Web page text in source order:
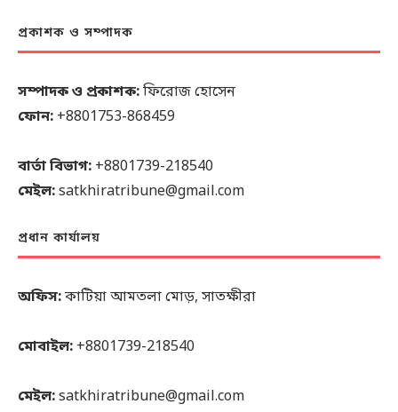
প্রকাশক ও সম্পাদক
সম্পাদক ও প্রকাশক:ফিরোজ হোসেন
ফোন: +8801753-868459
বার্তা বিভাগ: +8801739-218540
মেইল:satkhiratribune@gmail.com
প্রধান কার্যালয়
অফিস:কাটিয়া আমতলা মোড়, সাতক্ষীরা
মোবাইল: +8801739-218540
মেইল:satkhiratribune@gmail.com